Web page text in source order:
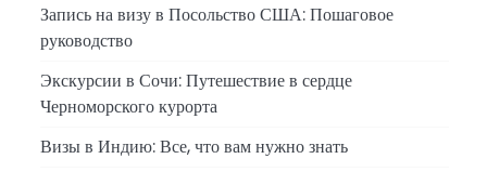
Запись на визу в Посольство США: Пошаговое
руководство
Экскурсии в Сочи: Путешествие в сердце
Черноморского курорта
Визы в Индию: Все, что вам нужно знать